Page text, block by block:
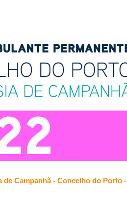
de Campanhã - Concelho do Porto -